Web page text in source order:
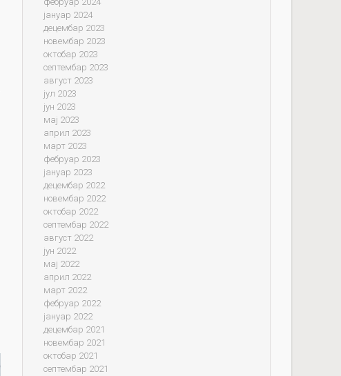
јануар 2024
децембар 2023
новембар 2023
октобар 2023
септембар 2023
август 2023
јул 2023
јун 2023
мај 2023
април 2023
март 2023
фебруар 2023
јануар 2023
децембар 2022
новембар 2022
октобар 2022
септембар 2022
август 2022
јун 2022
мај 2022
април 2022
март 2022
фебруар 2022
јануар 2022
децембар 2021
новембар 2021
октобар 2021
септембар 2021